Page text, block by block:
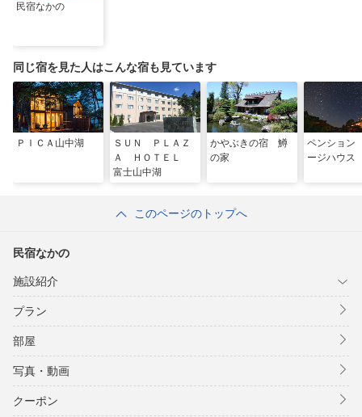
民宿なかの
同じ宿を見た人はこんな宿も見ています
ＰＩＣＡ山中湖
ＳＵＮ ＰＬＡＺ
Ａ ＨＯＴＥＬ
富士山中湖
かやぶきの宿 鱒
の家
ペンショ
ージハウス
このページのトップへ
民宿なかの
施設紹介
プラン
部屋
写真・動画
クーポン